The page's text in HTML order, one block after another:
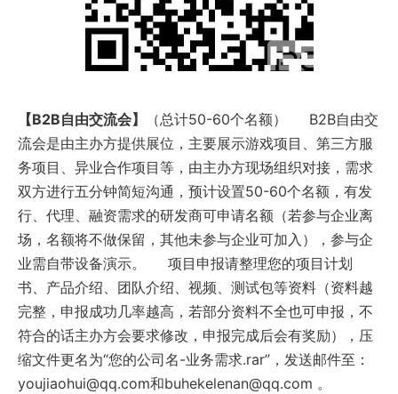
【B2B自由交流会】
（总计50-60个名额） B2B自由交
流会是由主办方提供展位，主要展示游戏项目、第三方服
务项目、异业合作项目等，由主办方现场组织对接，需求
双方进行五分钟简短沟通，预计设置50-60个名额，有发
行、代理、融资需求的研发商可申请名额（若参与企业离
场，名额将不做保留，其他未参与企业可加入），参与企
业需自带设备演示。 项目申报请整理您的项目计划
书、产品介绍、团队介绍、视频、测试包等资料（资料越
完整，申报成功几率越高，若部分资料不全也可申报，不
符合的话主办方会要求修改，申报完成后会有奖励），压
缩文件更名为“您的公司名-业务需求.rar”，发送邮件至：
youjiaohui@qq.com和buhekelenan@qq.com 。